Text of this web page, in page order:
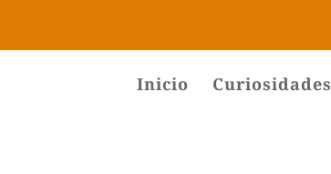
Inicio Curiosidades